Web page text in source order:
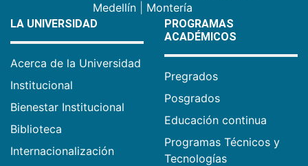
Medellín
Montería
LA UNIVERSIDAD
Acerca de la Universidad
Institucional
Bienestar Institucional
Biblioteca
Internacionalización
PROGRAMAS
ACADÉMICOS
Pregrados
Posgrados
Educación continua
Programas Técnicos y
Tecnologías